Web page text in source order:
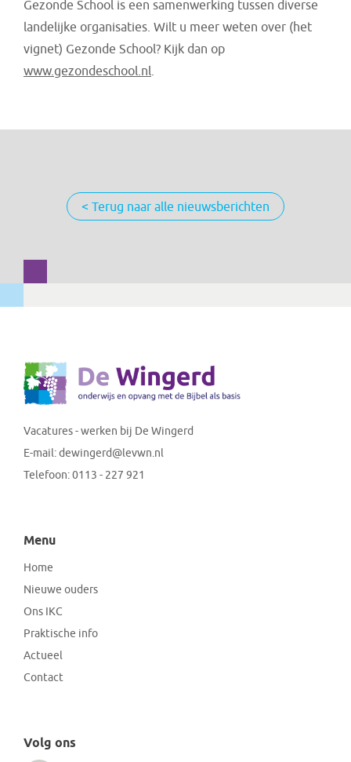
Gezonde School is een samenwerking tussen diverse
landelijke organisaties. Wilt u meer weten over (het
vignet) Gezonde School? Kijk dan op
www.gezondeschool.nl.
< Terug naar alle nieuwsberichten
Vacatures - werken bij De Wingerd
E-mail:dewingerd@levwn.nl
Telefoon:0113 - 227 921
Menu
Home
Nieuwe ouders
Ons IKC
Praktische info
Actueel
Contact
Volg ons